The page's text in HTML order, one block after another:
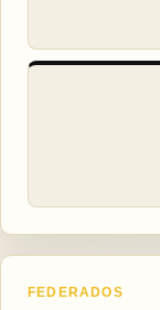
FEDERADOS